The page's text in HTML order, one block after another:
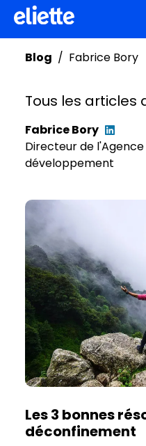
Blog / Fabrice Bory
Tous les articles
FabriceBory
Directeur de
développement
Les 3 bonnes
déconfinement